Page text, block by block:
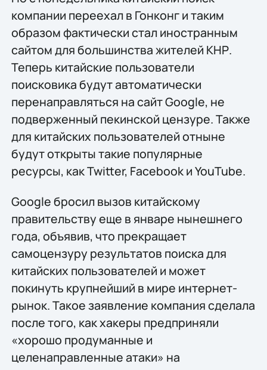
компании переехал в Гонконг и таким
образом фактически стал иностранным
сайтом для большинства жителей КНР.
Теперь китайские пользователи
поисковика будут автоматически
перенаправляться на сайт Google, не
подверженный пекинской цензуре. Также
для китайских пользователей отныне
будут открыты такие популярные
ресурсы, как Twitter, Facebook и YouTube.
Google бросил вызов китайскому
правительству еще в январе нынешнего
года, объявив, что прекращает
самоцензуру результатов поиска для
китайских пользователей и может
покинуть крупнейший в мире интернет-
рынок. Такое заявление компания сделала
после того, как хакеры предприняли
«хорошо продуманные и
целенаправленные атаки» на